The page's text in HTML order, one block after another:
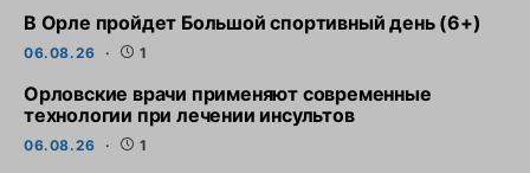
В Орле пройдет Большой спортивный день (6+)
06.08.26 1
Орловские врачи применяют современные
технологии при лечении инсультов
06.08.26 1